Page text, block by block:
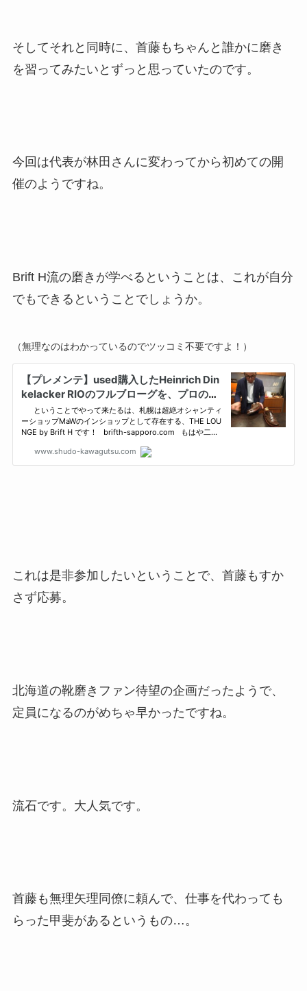
そしてそれと同時に、首藤もちゃんと誰かに磨き
を習ってみたいとずっと思っていたのです。
今回は代表が林田さんに変わってから初めての開
催のようですね。
Brift H流の磨きが学べるということは、これが自分
でもできるということでしょうか。
（無理なのはわかっているのでツッコミ不要ですよ！）
これは是非参加したいということで、首藤もすか
さず応募。
北海道の靴磨きファン待望の企画だったようで、
定員になるのがめちゃ早かったですね。
流石です。大人気です。
首藤も無理矢理同僚に頼んで、仕事を代わっても
らった甲斐があるというもの…。